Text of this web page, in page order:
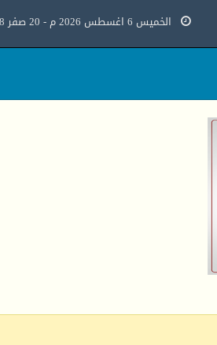
الخميس 6 اغسطس 2026 م - 20 صفر 1448هـ